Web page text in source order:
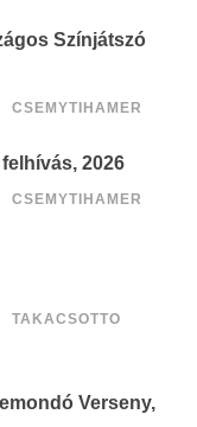
Színjátszó
CSEMYTIHAMER
2026
CSEMYTIHAMER
TAKACSOTTO
Verseny,